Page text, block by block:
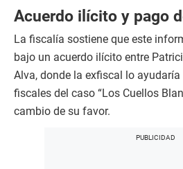
Acuerdo ilícito y pago
La fiscalía sostiene que este
bajo un acuerdo ilícito entre
Alva, donde la exfiscal lo
fiscales del caso “Los Cuellos
cambio de su favor.